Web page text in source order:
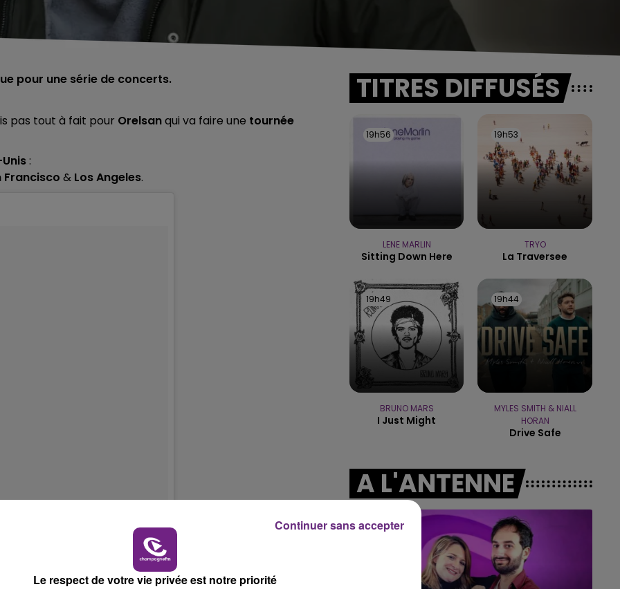
LA RADIO POP
pour une série de concerts.
pas tout à fait pour Orelsanqui va faire une tournée
:
Francisco & Los Angeles.
TITRES DIFFUSÉS
19h56
19h56
LENE MARLIN
Sitting Down Here
19h53
19h53
TRYO
La Traversee
19h49
19h49
BRUNO MARS
I Just Might
19h44
19h44
MYLES SMITH & NIALL
HORAN
Drive Safe
A L'ANTENNE
Le respect de votre vie privée est notre priorité
Continuer sans accepter